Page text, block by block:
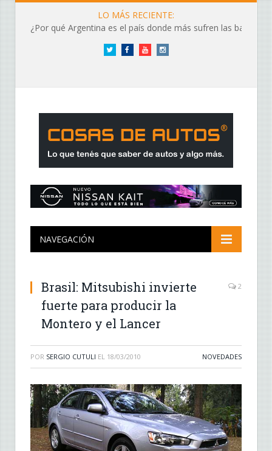
LO MÁS RECIENTE:
¿Por qué Argentina es el país donde más sufren las baterías?
Twitter FacebookYouTubeInstagram
NAVEGACIÓN
Brasil: Mitsubishi invierte
fuerte para producir la
Montero y el Lancer
2
POR SERGIO CUTULI EL 18/03/2010 NOVEDADES